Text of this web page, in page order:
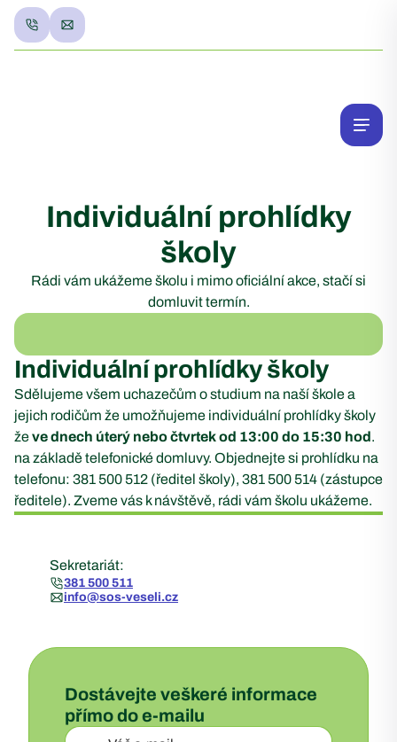
Individuální prohlídky
školy
Rádi vám ukážeme školu i mimo oficiální akce, stačí si
domluvit termín.
Individuální prohlídky školy
Sdělujeme všem uchazečům o studium na naší škole a
jejich rodičům že umožňujeme individuální prohlídky školy
ževe dnech úterý nebo čtvrtek od 13:00 do 15:30 hod.
na základě telefonické domluvy. Objednejte si prohlídku na
telefonu: 381 500 512 (ředitel školy), 381 500 514 (zástupce
ředitele). Zveme vás k návštěvě, rádi vám školu ukážeme.
Sekretariát:
381 500 511
info@sos-veseli.cz
Dostávejte veškeré informace
přímo do e-mailu